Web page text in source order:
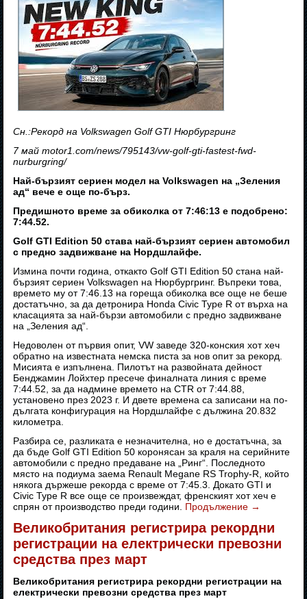
Сн.:Рекорд на Volkswagen Golf GTI Нюрбургринг
7 май motor1.com/news/795143/vw-golf-gti-fastest-fwd-
nurburgring/
Най-бързият сериен модел на Volkswagen на „Зеления
ад“ вече е още по-бърз.
Предишното време за обиколка от 7:46:13 е подобрено:
7:44.52.
Golf GTI Edition 50 става най-бързият сериен автомобил
с предно задвижване на Нордшлайфе.
Измина почти година, откакто Golf GTI Edition 50 стана най-
бързият сериен Volkswagen на Нюрбургринг. Въпреки това,
времето му от 7:46.13 на гореща обиколка все още не беше
достатъчно, за да детронира Honda Civic Type R от върха на
класацията за най-бързи автомобили с предно задвижване
на „Зеления ад“.
Недоволен от първия опит, VW заведе 320-конския хот хеч
обратно на известната немска писта за нов опит за рекорд.
Мисията е изпълнена. Пилотът на развойната дейност
Бенджамин Лойхтер пресече финалната линия с време
7:44.52, за да надмине времето на CTR от 7:44.88,
установено през 2023 г. И двете времена са записани на по-
дългата конфигурация на Нордшлайфе с дължина 20.832
километра.
Разбира се, разликата е незначителна, но е достатъчна, за
да бъде Golf GTI Edition 50 коронясан за краля на серийните
автомобили с предно предаване на „Ринг“. Последното
място на подиума заема Renault Megane RS Trophy-R, който
някога държеше рекорда с време от 7:45.3. Докато GTI и
Civic Type R все още се произвеждат, френският хот хеч е
спрян от производство преди години. Продължение →
Великобритания регистрира рекордни
регистрации на електрически превозни
средства през март
Великобритания регистрира рекордни регистрации на
електрически превозни средства през март